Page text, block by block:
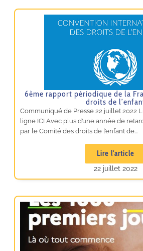
6ème rapport périodique de la
droits de
Communiqué de Presse 22 juillet 2022
ligne ICI Avec plus d’une année de
par le Comité des droits de l’enfant de...
Lire l'article
22 juillet 2022